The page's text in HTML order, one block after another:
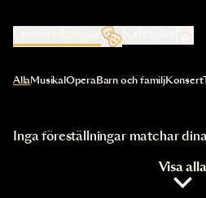
Kalender
Val av kategori uppdaterar innehållet
AllaMusikal OperaBarn och familjKonsert
Inga föreställningar matchar
Visa alla